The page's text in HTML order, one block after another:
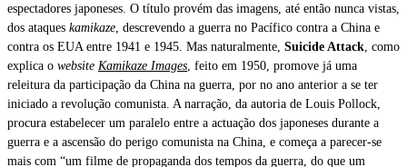
espectadores japoneses. O título provém das imagens, até então nunca vistas,
dos ataques kamikaze , descrevendo a guerra no Pacífico contra a China e
contra os EUA entre 1941 e 1945. Mas naturalmente, Suicide Attack , como
explica o website Kamikaze Images , feito em 1950, promove já uma
releitura da participação da China na guerra, por no ano anterior a se ter
iniciado a revolução comunista. A narração, da autoria de Louis Pollock,
procura estabelecer um paralelo entre a actuação dos japoneses durante a
guerra e a ascensão do perigo comunista na China, e começa a parecer-se
mais com “um filme de propaganda dos tempos da guerra, do que um